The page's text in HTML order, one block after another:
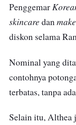
Penggemar
skincare dan
diskon selama
Nominal yang
contohnya
terbatas, tanpa
Selain itu,Althea